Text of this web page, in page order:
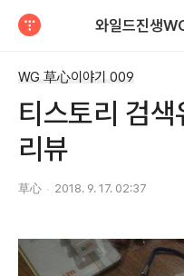
WG 草心이야기 009
티스토리 검색
리뷰
草心 2018. 9. 17. 02:37